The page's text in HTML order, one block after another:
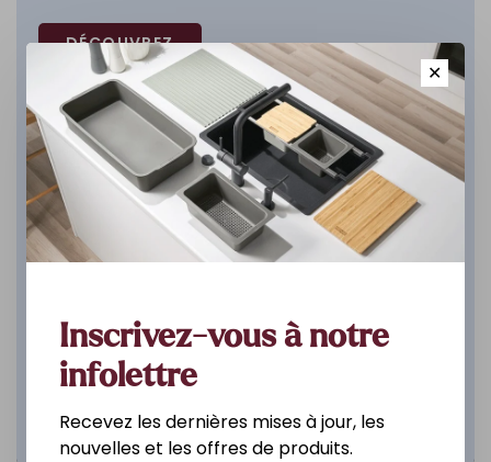
DÉCOUVREZ
✕
Inscrivez-vous à notre
infolettre
Recevez les dernières mises à jour, les
nouvelles et les offres de produits.